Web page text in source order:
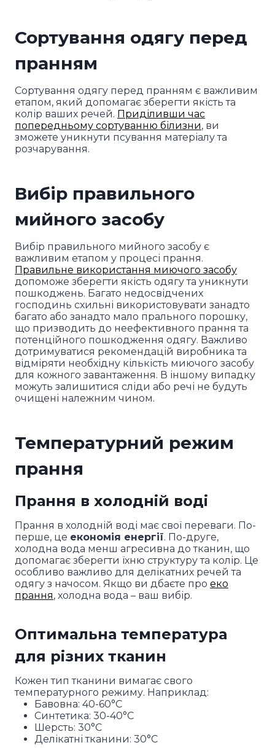
Сортування одягу перед
пранням
Сортування одягу перед пранням є важливим
етапом, який допомагає зберегти якість та
колір ваших речей. Приділивши час
попередньому сортуванню білизни, ви
зможете уникнути псування матеріалу та
розчарування.
Вибір правильного
мийного засобу
Вибір правильного мийного засобу є
важливим етапом у процесі прання.
Правильне використання миючого засобу
допоможе зберегти якість одягу та уникнути
пошкоджень. Багато недосвідчених
господинь схильні використовувати занадто
багато або занадто мало прального порошку,
що призводить до неефективного прання та
потенційного пошкодження одягу. Важливо
дотримуватися рекомендацій виробника та
відміряти необхідну кількість миючого засобу
для кожного завантаження. В іншому випадку
можуть залишитися сліди або речі не будуть
очищені належним чином.
Температурний режим
прання
Прання в холодній воді
Прання в холодній воді має свої переваги. По-
перше, це економія енергії. По-друге,
холодна вода менш агресивна до тканин, що
допомагає зберегти їхню структуру та колір. Це
особливо важливо для делікатних речей та
одягу з начосом. Якщо ви дбаєте про еко
прання, холодна вода – ваш вибір.
Оптимальна температура
для різних тканин
Кожен тип тканини вимагає свого
температурного режиму. Наприклад:
Бавовна: 40-60°C
Синтетика: 30-40°C
Шерсть: 30°C
Делікатні тканини: 30°C